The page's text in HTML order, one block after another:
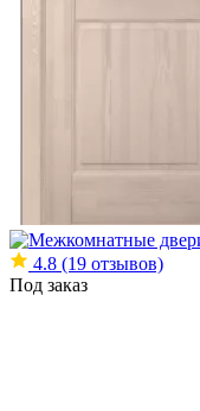
4.8 (19 отзывов)
Под заказ